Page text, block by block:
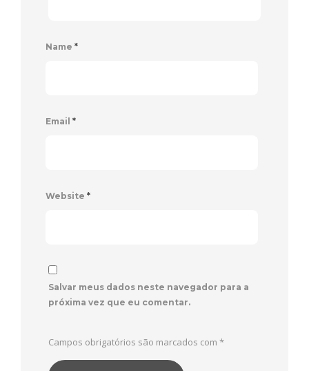
Name *
Email *
Website *
Salvar meus dados neste navegador para a
próxima vez que eu comentar.
Campos obrigatórios são marcados com *